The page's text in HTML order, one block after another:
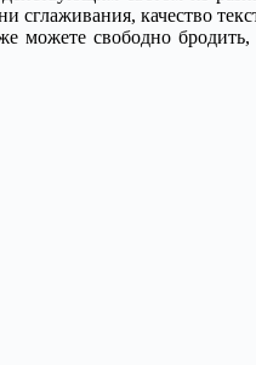
сглаживания, качество
можете свободно